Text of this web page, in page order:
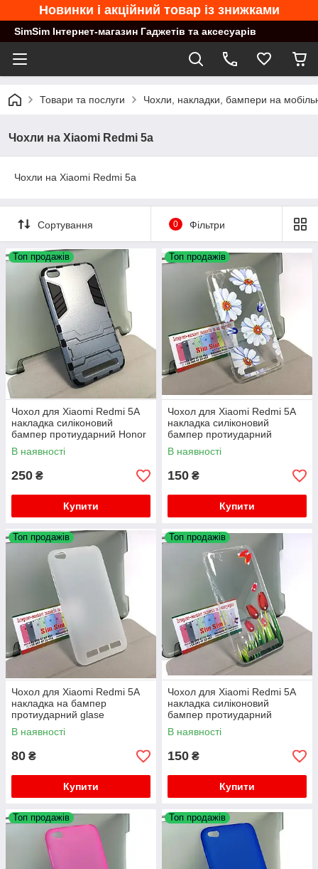
Новинки і акційний товар із знижками
SimSim Інтернет-магазин Гаджетів та аксесуарів
Товари та послуги Чохли, накладки, бампери на
Чохли на Xiaomi Redmi 5a
Чохли на Xiaomi Redmi 5a
Сортування 0 Фільтри
Топ продажів
Чохол для Xiaomi Redmi 5A
накладка силіконовий
бампер протиударний Honor
В наявності
250 ₴
Купити
Топ продажів
Чохол для Xiaomi Redmi 5A
накладка силіконовий
бампер протиударний
Diamond Blue
В наявності
150 ₴
Купити
Топ продажів
Чохол для Xiaomi Redmi 5A
накладка на бампер
протиударний glase
В наявності
80 ₴
Купити
Топ продажів
Чохол для Xiaomi Redmi 5A
накладка силіконовий
бампер протиударний
Diamond Tulpan
В наявності
150 ₴
Купити
Топ продажів Топ продажів